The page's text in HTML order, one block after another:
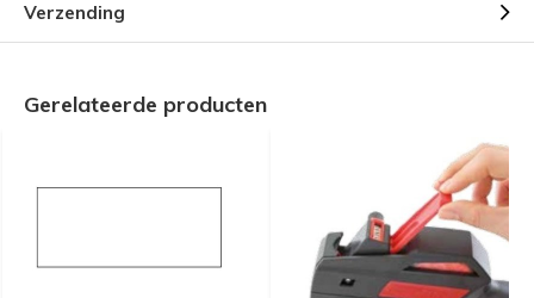
Verzending
Gerelateerde producten